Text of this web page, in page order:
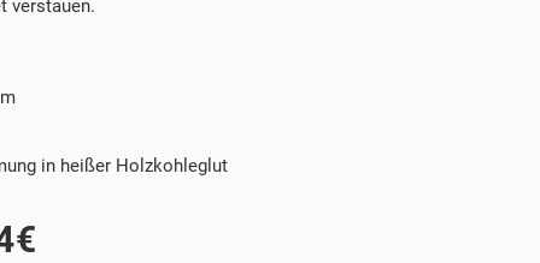
verstauen.
in heißer Holzkohleglut
€